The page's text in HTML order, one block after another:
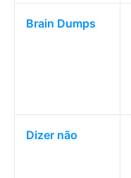
Brain Dumps
Dizer não